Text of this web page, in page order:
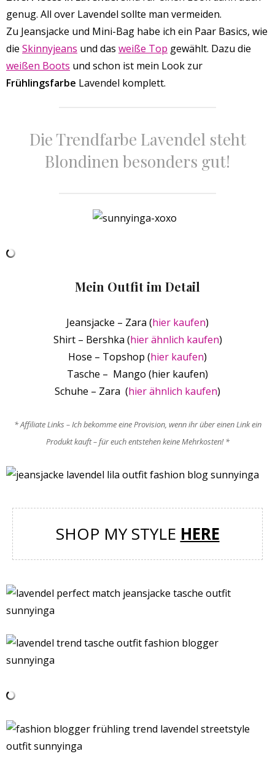
genug. All over Lavendel sollte man vermeiden.
Zu Jeansjacke und Mini-Bag habe ich ein Paar Basics, wie
die Skinnyjeans und das weiße Top gewählt. Dazu die
weißen Boots und schon ist mein Look zur
Frühlingsfarbe Lavendel komplett.
Die Trendfarbe Lavendel steht
Blondinen besonders gut!
Mein Outfit im Detail
Jeansjacke – Zara (hier kaufen)
Shirt – Bershka (hier ähnlich kaufen)
Hose – Topshop (hier kaufen)
Tasche – Mango (hier kaufen)
Schuhe – Zara (hier ähnlich kaufen)
* Affiliate Links – Ich bekomme eine Provision, wenn ihr über einen Link ein
Produkt kauft – für euch entstehen keine Mehrkosten! *
SHOP MY STYLE HERE